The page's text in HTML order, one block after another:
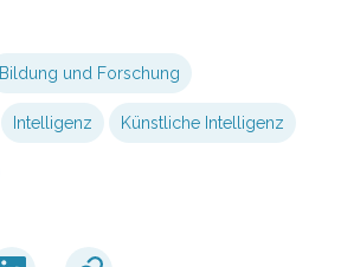
Bildung und Forschung
Intelligenz Künstliche Intelligenz